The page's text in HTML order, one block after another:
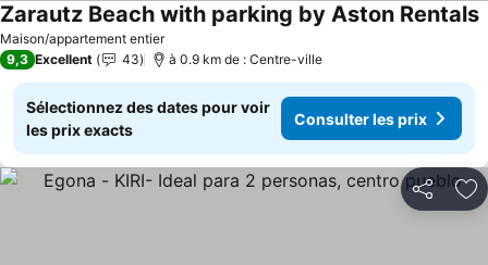
Maison/appartement entier
Zarautz Beach with parking by Aston Rentals
9,3 Excellent 43 à 0.9 km de : Centre-ville
Sélectionnez des dates pour voir
les prix exacts
Consulter les prix
Partager